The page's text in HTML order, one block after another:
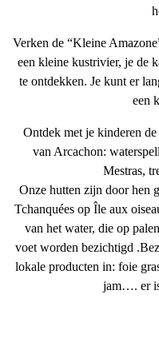
Verken de “Kleine
een kleine kustrivier, je de
te ontdekken. Je kunt er
een
Ontdek met je kinderen de
van Arcachon:
Mestras,
Onze hutten zijn door hen
Tchanquées op Île aux
van het water, die op
voet worden bezichtigd
lokale producten in: foie
jam…. er